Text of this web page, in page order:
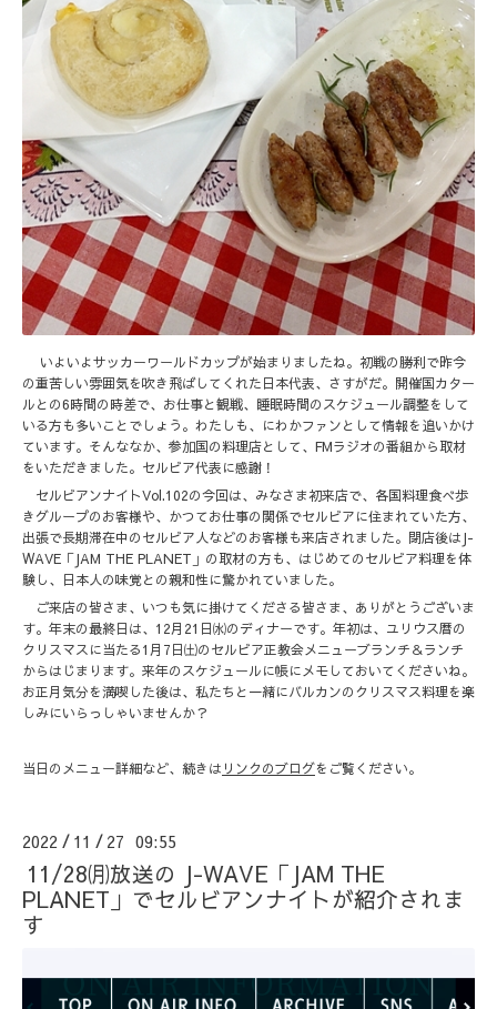
いよいよサッカーワールドカップが始まりましたね。初戦の勝利で昨今
の重苦しい雰囲気を吹き飛ばしてくれた日本代表、さすがだ。開催国カター
ルとの6時間の時差で、お仕事と観戦、睡眠時間のスケジュール調整をして
いる方も多いことでしょう。わたしも、にわかファンとして情報を追いかけ
ています。そんななか、参加国の料理店として、FMラジオの番組から取材
をいただきました。セルビア代表に感謝！
セルビアンナイトVol.102の今回は、みなさま初来店で、各国料理食べ歩
きグループのお客様や、かつてお仕事の関係でセルビアに住まれていた方、
出張で長期滞在中のセルビア人などのお客様も来店されました。閉店後はJ-
WAVE「JAM THE PLANET」の取材の方も、はじめてのセルビア料理を体
験し、日本人の味覚との親和性に驚かれていました。
ご来店の皆さま、いつも気に掛けてくださる皆さま、ありがとうございま
す。年末の最終日は、12月21日㈬のディナーです。年初は、ユリウス暦の
クリスマスに当たる1月7日㈯のセルビア正教会メニューブランチ＆ランチ
からはじまります。来年のスケジュールに帳にメモしておいてくださいね。
お正月気分を満喫した後は、私たちと一緒にバルカンのクリスマス料理を楽
しみにいらっしゃいませんか？
当日のメニュー詳細など、続きは リンクのブログをご覧ください。
2022 / 11 / 27 09:55
11/28㈪放送の J-WAVE「JAM THE
PLANET」でセルビアンナイトが紹介されま
す